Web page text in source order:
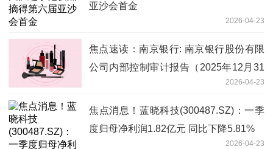
亚沙会首金
2026-04-23
焦点速读：南京银行: 南京银行股份有限
公司内部控制审计报告（2025年12月31
2026-04-23
焦点消息！蓝晓科技(300487.SZ)：一季
度归母净利润1.82亿元 同比下降5.81%
2026-04-23